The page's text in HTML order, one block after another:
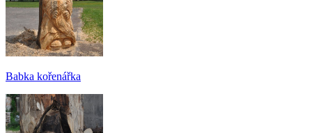
Babka kořenářka